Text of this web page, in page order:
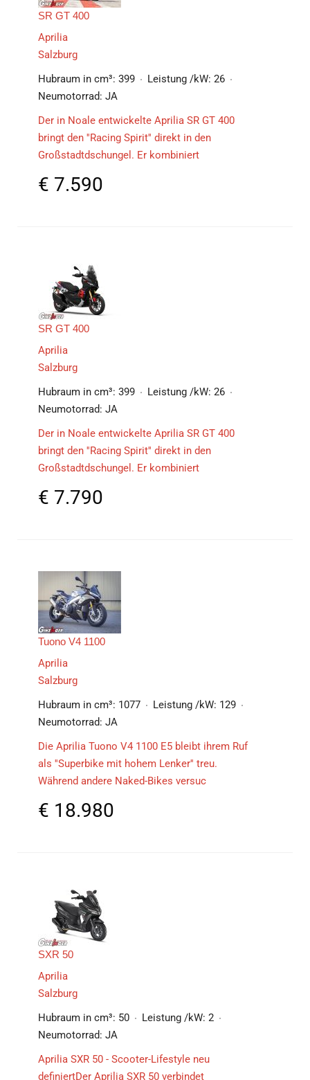
SR GT 400
Aprilia
Salzburg
Hubraum in cm³: 399 Leistung /kW: 26
Neumotorrad: JA
Der in Noale entwickelte Aprilia SR GT 400
bringt den ''Racing Spirit'' direkt in den
Großstadtdschungel. Er kombiniert
€ 7.590
SR GT 400
Aprilia
Salzburg
Hubraum in cm³: 399 Leistung /kW: 26
Neumotorrad: JA
Der in Noale entwickelte Aprilia SR GT 400
bringt den ''Racing Spirit'' direkt in den
Großstadtdschungel. Er kombiniert
€ 7.790
Tuono V4 1100
Aprilia
Salzburg
Hubraum in cm³: 1077 Leistung /kW: 129
Neumotorrad: JA
Die Aprilia Tuono V4 1100 E5 bleibt ihrem Ruf
als ''Superbike mit hohem Lenker'' treu.
Während andere Naked-Bikes versuc
€ 18.980
SXR 50
Aprilia
Salzburg
Hubraum in cm³: 50 Leistung /kW: 2
Neumotorrad: JA
Aprilia SXR 50 - Scooter-Lifestyle neu
definiertDer Aprilia SXR 50 verbindet